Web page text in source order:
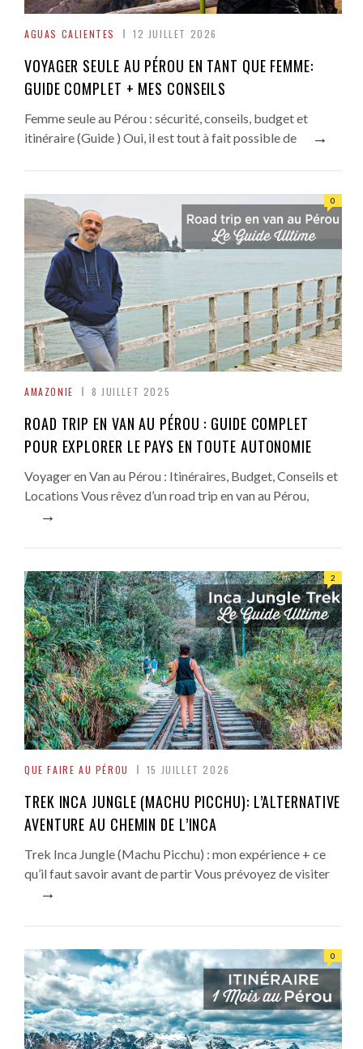
AGUAS CALIENTES 12 JUILLET 2026
VOYAGER SEULE AU PÉROU EN TANT QUE FEMME:
GUIDE COMPLET + MES CONSEILS
Femme seule au Pérou : sécurité, conseils, budget et
itinéraire (Guide ) Oui, il est tout à fait possible de
→
0
AMAZONIE 8 JUILLET 2025
ROAD TRIP EN VAN AU PÉROU : GUIDE COMPLET
POUR EXPLORER LE PAYS EN TOUTE AUTONOMIE
Voyager en Van au Pérou : Itinéraires, Budget, Conseils et
Locations Vous rêvez d’un road trip en van au Pérou,
→
2
QUE FAIRE AU PÉROU 15 JUILLET 2026
TREK INCA JUNGLE (MACHU PICCHU): L’ALTERNATIVE
AVENTURE AU CHEMIN DE L’INCA
Trek Inca Jungle (Machu Picchu) : mon expérience + ce
qu’il faut savoir avant de partir Vous prévoyez de visiter
→
0